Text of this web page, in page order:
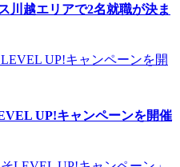
川越エリアで2名就職が決ま
UP!キャンペーンを開催